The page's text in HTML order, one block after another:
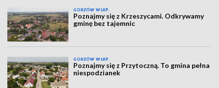
GORZÓW WLKP.
Poznajmy się z Krzeszycami. Odkrywamy
gminę bez tajemnic
GORZÓW WLKP.
Poznajmy się z Przytoczną. To gmina pełna
niespodzianek